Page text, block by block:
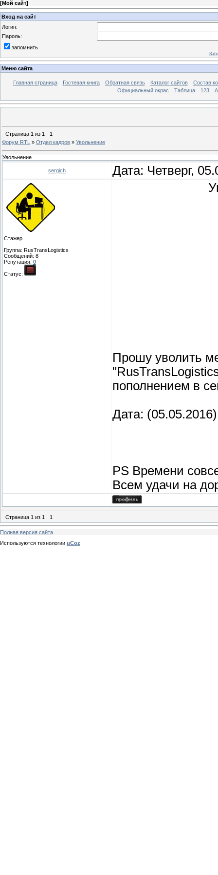
[Мой сайт]
Вход на сайт
Логин:
Пароль:
запомнить
Меню сайта
Главная страница Гостевая книга Обратная связь Каталог сайтов
Состав
Официальный окрас
Таблица 123
Страница 1 из 1
1
Форум RTL » Отдел кадров » Увольнение
Увольнение
sergich Дата: Четверг,
Стажер
Группа: RusTransLogistics
Сообщений: 8
Репутация: 0
Статус:
Прошу уволить
пополнением в
Дата: (05.05.2016)
PS Времени
Всем удачи на
Страница 1 из 1 1
Полная версия сайта
Используются технологии uCoz